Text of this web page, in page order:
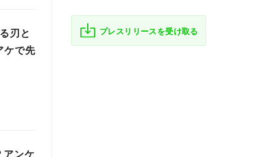
刃と
ケで先
アンケ
プレスリリースを受け取る